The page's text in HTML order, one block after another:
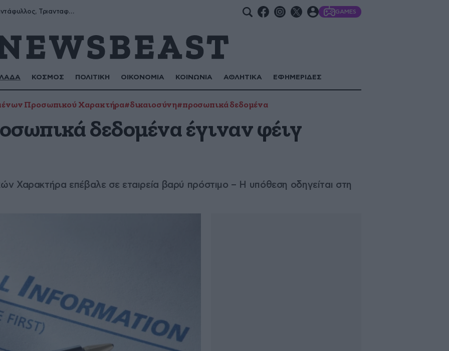
Μύρων, Τριαντάφυλλος, Τριανταφυλλιά, Φυλλιώ, Ρόζα GAMES
ΚΟΣΜΟΣ ΠΟΛΙΤΙΚΗ ΟΙΚΟΝΟΜΙΑ ΚΟΙΝΩΝΙΑ ΑΘΛΗΤΙΚΑ ΕΦΗΜΕΡΙΔΕΣ
Προσωπικού Χαρακτήρα#δικαιοσύνη#προσωπικά δεδομένα
δεδομένα έγιναν φέιγ
Χαρακτήρα επέβαλε σε εταιρεία βαρύ πρόστιμο – Η υπόθεση οδηγείται στη